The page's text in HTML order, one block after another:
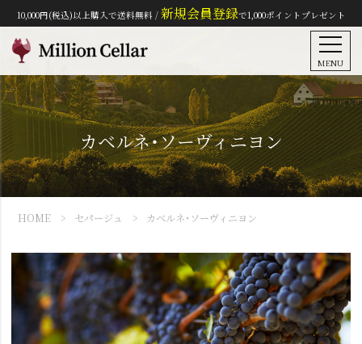
10,000円(税込)以上購入で送料無料 / 新規会員登録で1,000ポイントプレゼント
MENU
カベルネ・ソーヴィニヨン
HOME セパージュ カベルネ・ソーヴィニヨン